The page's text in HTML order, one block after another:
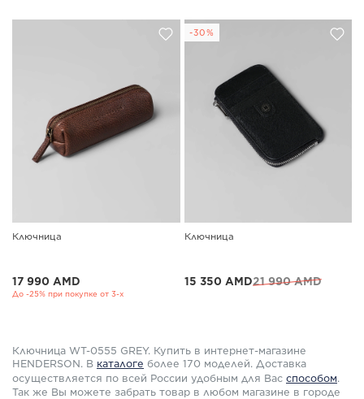
Ключница
17 990 AMD
До -25% при покупке от 3-х
-30%
Ключница
15 350 AMD21 990 AMD
Ключница WT-0555 GREY. Купить в интернет-магазине
HENDERSON. В каталоге более 170 моделей. Доставка
осуществляется по всей России удобным для Вас способом.
Так же Вы можете забрать товар в любом магазине в городе